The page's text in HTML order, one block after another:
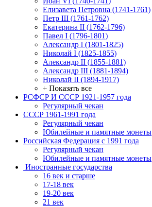
Елизавета Петровна (1741-1761)
Петр III (1761-1762)
Екатерина II (1762-1796)
Павел I (1796-1801)
Александр I (1801-1825)
Николай I (1825-1855)
Александр II (1855-1881)
Александр III (1881-1894)
Николай II (1894-1917)
+ Показать все
РСФСР И СССР 1921-1957 года
Регулярный чекан
СССР 1961-1991 года
Регулярный чекан
Юбилейные и памятные монеты
Российская Федерация с 1991 года
Регулярный чекан
Юбилейные и памятные монеты
Иностранные государства
16 век и старше
17-18 век
19-20 век
21 век